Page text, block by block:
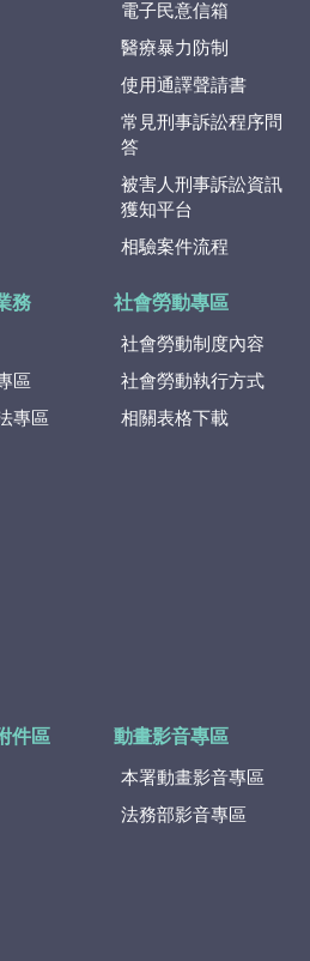
電子民意信箱
醫療暴力防制
使用通譯聲請書
常見刑事訴訟程序問
答
被害人刑事訴訟資訊
獲知平台
相驗案件流程
務
區
專區
社會勞動專區
社會勞動制度內容
社會勞動執行方式
相關表格下載
件區 動畫影音專區
本署動畫影音專區
法務部影音專區